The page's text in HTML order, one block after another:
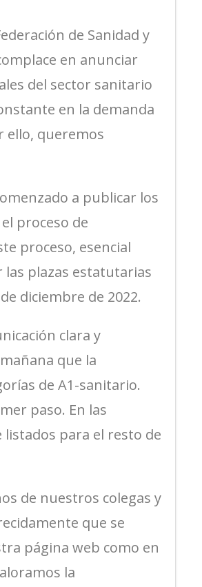
de Sanidad y
en anunciar
del sector sanitario
en la demanda
ello, queremos
a publicar los
proceso de
proceso, esencial
plazas estatutarias
diciembre de 2022.
clara y
que la
de A1-sanitario.
paso. En las
para el resto de
de nuestros colegas y
que se
página web como en
la